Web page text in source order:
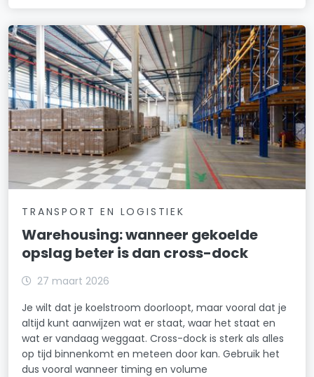
TRANSPORT EN LOGISTIEK
Warehousing: wanneer gekoelde
opslag beter is dan cross-dock
27 maart 2026
Je wilt dat je koelstroom doorloopt, maar vooral dat je
altijd kunt aanwijzen wat er staat, waar het staat en
wat er vandaag weggaat. Cross-dock is sterk als alles
op tijd binnenkomt en meteen door kan. Gebruik het
dus vooral wanneer timing en volume